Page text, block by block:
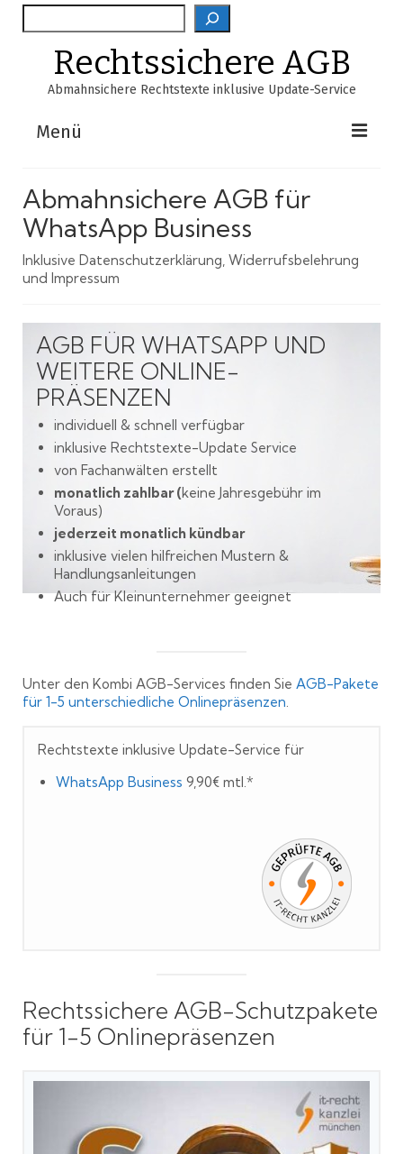
Suche
Rechtssichere AGB
Abmahnsichere Rechtstexte inklusive Update-Service
Menü
AGB-Verzeichnis
EasyScan
FAQ
Warenkorb
Abmahnsichere AGB für
WhatsApp Business
Inklusive Datenschutzerklärung, Widerrufsbelehrung
und Impressum
AGB FÜR WHATSAPP UND
WEITERE ONLINE-
PRÄSENZEN
individuell & schnell verfügbar
inklusive Rechtstexte-Update Service
von Fachanwälten erstellt
monatlich zahlbar (keine Jahresgebühr im
Voraus)
jederzeit monatlich kündbar
inklusive vielen hilfreichen Mustern &
Handlungsanleitungen
Auch für Kleinunternehmer geeignet
Unter den Kombi AGB-Services finden Sie AGB-Pakete
für 1-5 unterschiedliche Onlinepräsenzen.
Rechtstexte inklusive Update-Service für
WhatsApp Business 9,90€ mtl.*
Rechtssichere AGB-Schutzpakete
für 1-5 Onlinepräsenzen